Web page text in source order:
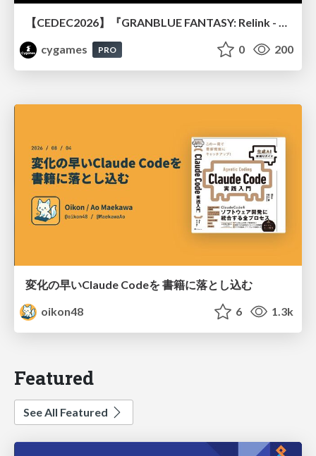
cygames
PRO 0 200
変化の早いClaude Codeを 書籍に落とし込む
oikon48
6 1.3k
Featured
See All Featured